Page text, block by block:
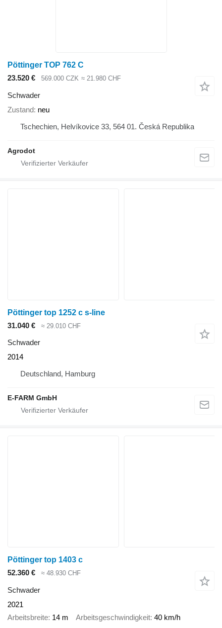
Pöttinger TOP 762 C
23.520 €
569.000 CZK ≈ 21.980 CHF
Schwader
Zustand neu
Tschechien, Helvíkovice 33, 564 01. Česká Republika
Agrodot
Pöttinger top 1252 c s-line
31.040 €
≈ 29.010 CHF
Schwader
2014
Deutschland, Hamburg
E-FARM GmbH
Pöttinger top 1403 c
52.360 €
≈ 48.930 CHF
Schwader
2021
Arbeitsbreite 14 m Arbeitsgeschwindigkeit 40 km/h